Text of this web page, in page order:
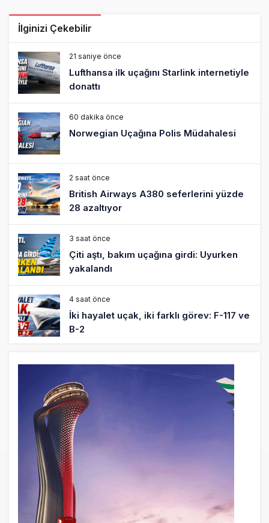
İlginizi Çekebilir
21 saniye önce
Lufthansa ilk uçağını Starlink internetiyle
donattı
60 dakika önce
Norwegian Uçağına Polis Müdahalesi
2 saat önce
British Airways A380 seferlerini yüzde
28 azaltıyor
3 saat önce
Çiti aştı, bakım uçağına girdi: Uyurken
yakalandı
4 saat önce
İki hayalet uçak, iki farklı görev: F-117 ve
B-2
THY ve Pegasus Dünyanın En Değerli
Havayolları Arasında
6 saat önce
Fly Baghdad ABD yaptırım listesinden
çıkarıldı
7 saat önce
Elektrikli uçaklar Avrupa’da kısa rotalara
hazırlanıyor